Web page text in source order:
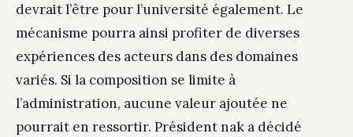
devrait l’être pour l’université également. Le
mécanisme pourra ainsi profiter de diverses
expériences des acteurs dans des domaines
variés. Si la composition se limite à
l’administration, aucune valeur ajoutée ne
pourrait en ressortir. Président nak a décidé